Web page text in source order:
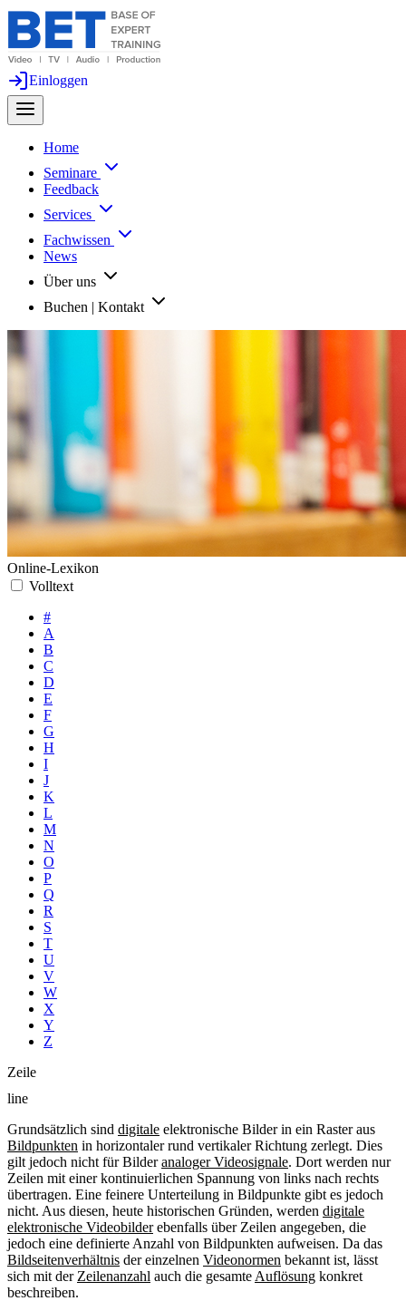
Einloggen
Home
Seminare
Feedback
Services
Fachwissen
News
Über uns
Buchen | Kontakt
Online-Lexikon
Volltext
#
A
B
C
D
E
F
G
H
I
J
K
L
M
N
O
P
Q
R
S
T
U
V
W
X
Y
Z
Zeile
line
Grundsätzlich sind digitale elektronische Bilder in ein Raster aus
Bildpunkten in horizontaler rund vertikaler Richtung zerlegt. Dies
gilt jedoch nicht für Bilderanaloger Videosignale. Dort werden nur
Zeilen mit einer kontinuierlichen Spannung von links nach rechts
übertragen. Eine feinere Unterteilung in Bildpunkte gibt es jedoch
nicht. Aus diesen, heute historischen Gründen, werden digitale
elektronische Videobilderebenfalls über Zeilen angegeben, die
jedoch eine definierte Anzahl von Bildpunkten aufweisen. Da das
Bildseitenverhältnis der einzelnen Videonormen bekannt ist, lässt
sich mit der Zeilenanzahl auch die gesamte Auflösung konkret
beschreiben.